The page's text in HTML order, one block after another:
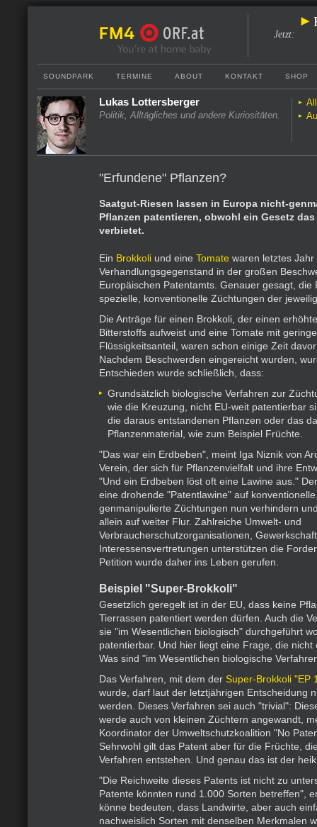
Jetzt:
SOUNDPARK TERMINE ABOUT KONTAKT SHOP
Lukas Lottersberger
Politik, Alltägliches und andere Kuriositäten.
"Erfundene" Pflanzen?
Saatgut-Riesen lassen in Europa nicht-
Pflanzen patentieren, obwohl ein Gesetz
verbietet.
Ein Brokkoli und eine Tomate waren letztes Jahr
Verhandlungsgegenstand in der großen
Europäischen Patentamts. Genauer gesagt, die
spezielle, konventionelle Züchtungen der
Die Anträge für einen Brokkoli, der einen
Bitterstoffs aufweist und eine Tomate mit
Flüssigkeitsanteil, waren schon einige Zeit
Nachdem Beschwerden eingereicht wurden,
Entschieden wurde schließlich, dass:
Grundsätzlich biologische Verfahren zur
wie die Kreuzung, nicht EU-weit patentierbar
die daraus entstandenen Pflanzen oder das
Pflanzenmaterial, wie zum Beispiel Früchte.
"Das war ein Erdbeben", meint Iga Niznik von
Verein, der sich für Pflanzenvielfalt und ihre
"Und ein Erdbeben löst oft eine Lawine aus."
eine drohende "Patentlawine" auf
genmanipulierte Züchtungen nun verhindern
allein auf weiter Flur. Zahlreiche Umwelt- und
Verbraucherschutzorganisationen,
Interessensvertretungen unterstützen die
Petition wurde daher ins Leben gerufen.
Beispiel "Super-Brokkoli"
Gesetzlich geregelt ist in der EU, dass keine
Tierrassen patentiert werden dürfen. Auch die
sie "im Wesentlichen biologisch" durchgeführt
patentierbar. Und hier liegt eine Frage, die nicht
Was sind "im Wesentlichen biologische
Das Verfahren, mit dem der Super-Brokkoli "EP
wurde, darf laut der letztjährigen Entscheidung
werden. Dieses Verfahren sei auch "trivial":
werde auch von kleinen Züchtern angewandt,
Koordinator der Umweltschutzkoalition "No
Sehrwohl gilt das Patent aber für die Früchte,
Verfahren entstehen. Und genau das ist der
"Die Reichweite dieses Patents ist nicht zu
Patente könnten rund 1.000 Sorten betreffen",
könne bedeuten, dass Landwirte, aber auch
nachweislich Sorten mit denselben Merkmalen